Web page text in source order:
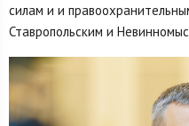
силам и и
Ставропольским и